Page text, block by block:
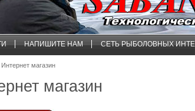
НАПИШИТЕ НАМ СЕТЬ РЫБОЛОВНЫХ
Интернет магазин
магазин